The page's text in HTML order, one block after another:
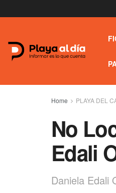
Home PLAYA DEL
No
Edali
Daniela Edali